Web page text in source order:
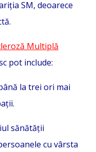
SM, deoarece
Multiplă
pot include:
la trei ori mai
sănătății
cu vârsta